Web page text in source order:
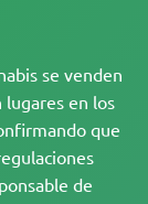
se venden
en los
que
de